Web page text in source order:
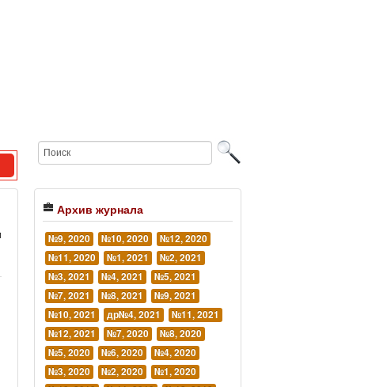
Архив журнала
№9, 2020 №10, 2020
№12, 2020
№11, 2020
№1, 2021
№2, 2021
№3, 2021
№4, 2021
№5, 2021
№7, 2021
№8, 2021
№9, 2021
№10, 2021
др№4, 2021
№11, 2021
№12, 2021
№7, 2020
№8, 2020
№5, 2020
№6, 2020
№4, 2020
№3, 2020
№2, 2020
№1, 2020